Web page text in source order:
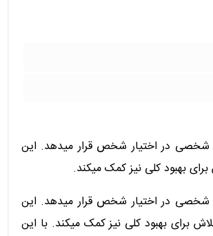
شخصی در اختیار شخص قرار میدهد. این
بهبود کلی نیز کمک میکند.
شخصی در اختیار شخص قرار میدهد. این
بهبود کلی نیز کمک میکند. با این